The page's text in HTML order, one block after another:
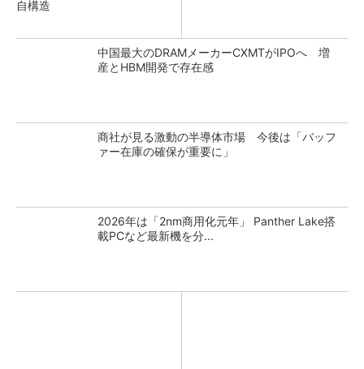
自構造
中国最大のDRAMメーカーCXMTがIPOへ 増
産とHBM開発で存在感
商社が見る激動の半導体市場 今後は「バッフ
ァー在庫の確保が重要に」
2026年は「2nm商用化元年」 Panther Lake搭
載PCなど最新機を分...